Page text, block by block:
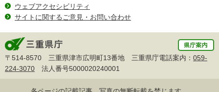
ウェブアクセシビリティ
サイトに関するご意見・お問い合わせ
〒514-8570 三重県津市広明町13番地 三重県庁電話案内： 059-
224-3070 法人番号5000020240001